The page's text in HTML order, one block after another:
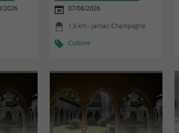
2026
Champagne
07/08/2026
1,6 km - Jarnac-Champagne
Culture